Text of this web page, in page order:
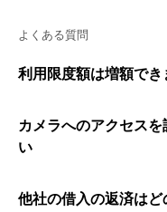
よくある質問
利用限度額は増額でき
カメラへのアクセス
い
他社の借入の返済はど